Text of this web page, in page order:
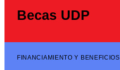
Becas UDP
FINANCIAMIENTO Y BENEFICIOS